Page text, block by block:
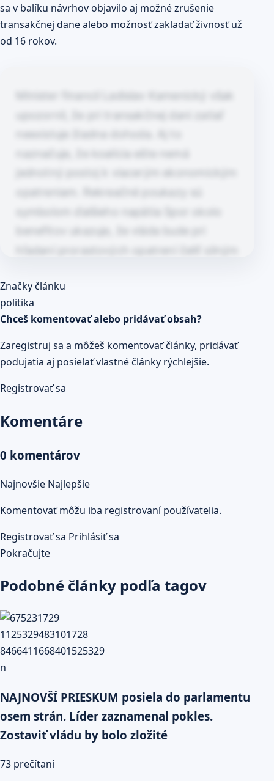
sa v balíku návrhov objavilo aj možné zrušenie
transakčnej dane alebo možnosť zakladať živnosť už
od 16 rokov.
symbolom ďalšieho napätia Spor okolo
návrh za zásah do sociálnych…
Článok pokračuje po kliknutí
Značky článku
politika
Chceš komentovať alebo pridávať obsah?
Zaregistruj sa a môžeš komentovať články, pridávať
podujatia aj posielať vlastné články rýchlejšie.
Registrovať sa
Komentáre
0 komentárov
Najnovšie Najlepšie
Komentovať môžu iba registrovaní používatelia.
Registrovať sa Prihlásiť sa
Pokračujte
Podobné články podľa tagov
NAJNOVŠÍ PRIESKUM posiela do parlamentu
osem strán. Líder zaznamenal pokles.
Zostaviť vládu by bolo zložité
73 prečítaní